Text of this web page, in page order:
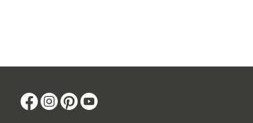
Facebook
Instagram
Pinterest